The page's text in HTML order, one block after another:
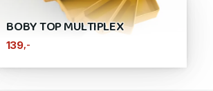
BOBY TOP MULTIPLEX
139 ,-